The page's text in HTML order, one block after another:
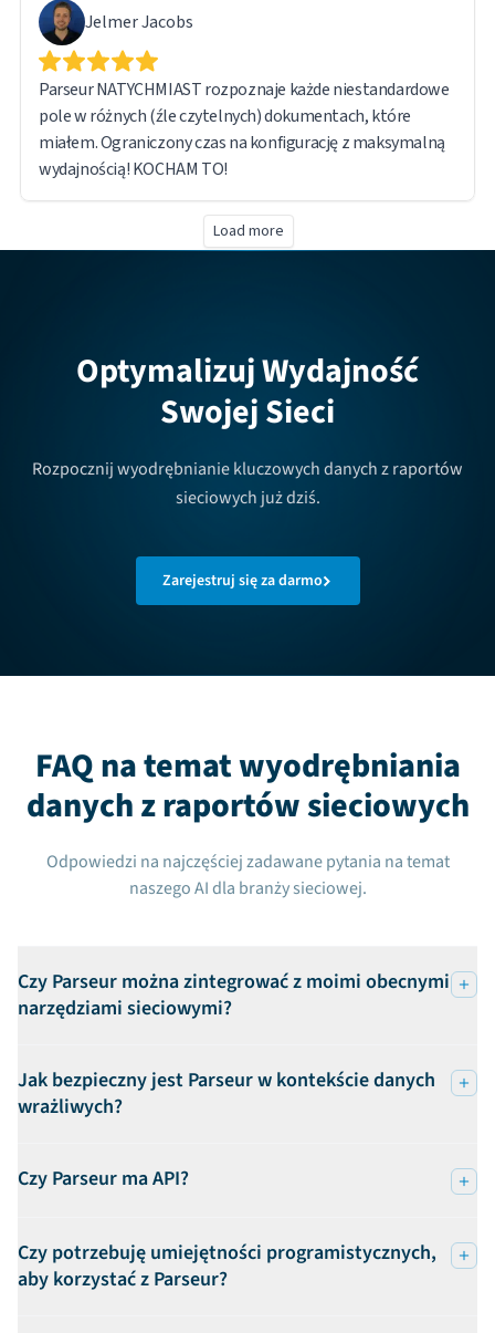
Jelmer Jacobs
Parseur NATYCHMIAST rozpoznaje każde niestandardowe
pole w różnych (źle czytelnych) dokumentach, które
miałem. Ograniczony czas na konfigurację z maksymalną
wydajnością! KOCHAM TO!
Load more
Optymalizuj Wydajność
Swojej Sieci
Rozpocznij wyodrębnianie kluczowych danych z raportów
sieciowych już dziś.
Zarejestruj się za darmo
FAQ na temat wyodrębniania
danych z raportów sieciowych
Odpowiedzi na najczęściej zadawane pytania na temat
naszego AI dla branży sieciowej.
Czy Parseur można zintegrować z moimi obecnymi
narzędziami sieciowymi?
Jak bezpieczny jest Parseur w kontekście danych
wrażliwych?
Czy Parseur ma API?
Czy potrzebuję umiejętności programistycznych,
aby korzystać z Parseur?